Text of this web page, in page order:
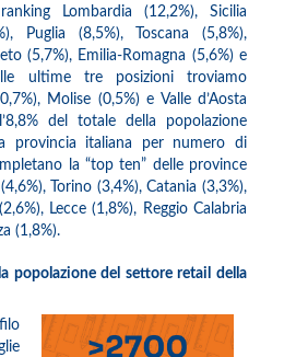
Lombardia (12,2%), Sicilia
Puglia (8,5%), Toscana (5,8%),
(5,7%), Emilia-Romagna (5,6%) e
ultime tre posizioni troviamo
Molise (0,5%) e Valle d’Aosta
del totale della popolazione
provincia italiana per numero di
la “top ten” delle province
Torino (3,4%), Catania (3,3%),
Lecce (1,8%), Reggio Calabria
(1,8%).
popolazione del settore retail della